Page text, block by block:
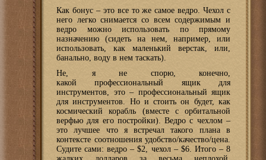
Как бонус – это все то же самое ведро. Чехол с
него легко снимается со всем содержимым и
ведро можно использовать по прямому
назначению (сидеть на нем, например, или
использовать, как маленький верстак, или,
банально, воду в нем таскать).
Не, я не спорю, конечно,
какой профессиональный ящик для
инструментов, это – профессиональный ящик
для инструментов. Но и стоить он будет, как
космический корабль (вместе с орбитальной
верфью для его постройки). Ведро с чехлом –
это лучшее что я встречал такого плана в
контексте соотношения удобство/качество/цена.
Судите сами: ведро – $2, чехол – $6. Итого – 8